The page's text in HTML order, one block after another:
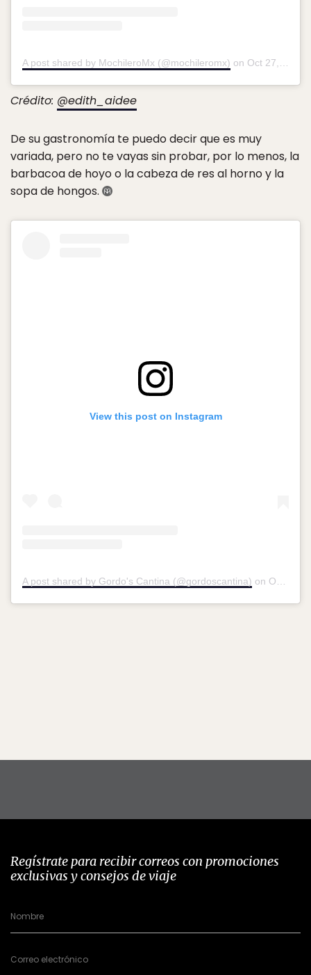
A post shared by MochileroMx (@mochileromx) on Oct 27, 2017 at 8:17pm PDT
Crédito: @edith_aidee
De su gastronomía te puedo decir que es muy
variada, pero no te vayas sin probar, por lo menos, la
barbacoa de hoyo o la cabeza de res al horno y la
sopa de hongos.
View this post on Instagram
A post shared by Gordo's Cantina (@gordoscantina) on Oct 25, 2017 at 3:34pm PDT
Regístrate para recibir correos con promociones
exclusivas y consejos de viaje